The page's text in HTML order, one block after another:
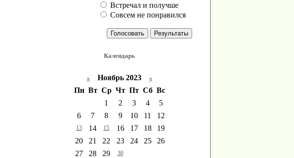
Встречал и получше
Совсем не понравился
Голосовать Результаты
Календарь
« Ноябрь 2023 »
Пн Вт Ср Чт Пт Сб Вс
1
2 3 4
5
6
7 8 9 10 11 12
13 14 15 16 17 18
19
20
21 22 23 24 25
26
27
28 29 30